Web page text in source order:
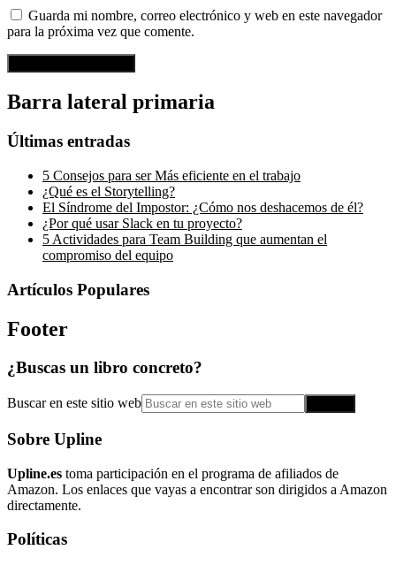
Guarda mi nombre, correo electrónico y web en este navegador
para la próxima vez que comente.
Barra lateral primaria
Últimas entradas
5 Consejos para ser Más eficiente en el trabajo
¿Qué es el Storytelling?
El Síndrome del Impostor: ¿Cómo nos deshacemos de él?
¿Por qué usar Slack en tu proyecto?
5 Actividades para Team Building que aumentan el
compromiso del equipo
Artículos Populares
Footer
¿Buscas un libro concreto?
Buscar en este sitio web
Sobre Upline
Upline.es toma participación en el programa de afiliados de
Amazon. Los enlaces que vayas a encontrar son dirigidos a Amazon
directamente.
Políticas